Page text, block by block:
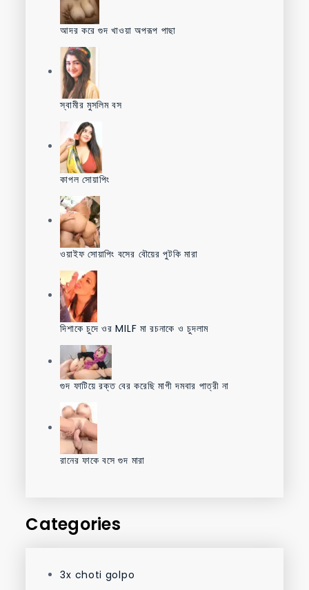
আদর করে গুদ খাওয়া অপরূপ পাছা
স্বামীর মুসলিম বস
কাপল সোয়াপিং
ওয়াইফ সোয়াপিং বসের বৌয়ের পুটকি মারা
দিশাকে চুদে ওর MILF মা রচনাকে ও চুদলাম
গুদ ফাটিয়ে রক্ত বের করেছি মাগী দমবার পাত্রী না
রানের ফাকে বসে গুদ মারা
Categories
3x choti golpo